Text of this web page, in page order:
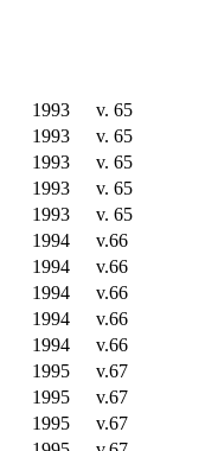
1993 v. 65
1993 v. 65
1993 v. 65
1993 v. 65
1993 v. 65
1994 v.66
1994 v.66
1994 v.66
1994 v.66
1994 v.66
1995 v.67
1995 v.67
1995 v.67